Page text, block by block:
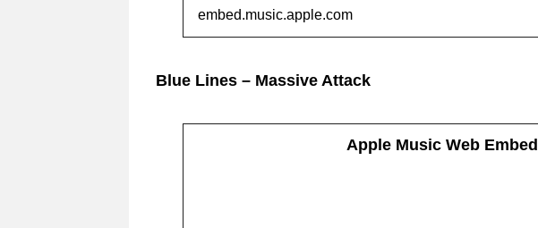
embed.music.apple.com
Blue Lines – Massive Attack
Apple Music Web Embed